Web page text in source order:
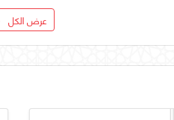
عرض الكل